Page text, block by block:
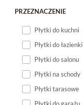
PRZEZNACZENIE
Płytki do kuchni
Płytki do łazienki
Płytki do salonu
Płytki na schody
Płytki tarasowe